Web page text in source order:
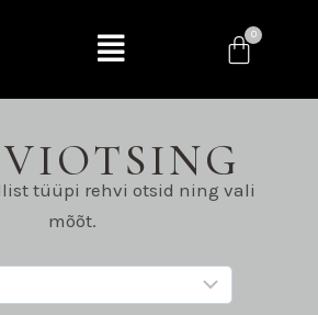
tüüpi rehvi otsid ning vali
mõõt.